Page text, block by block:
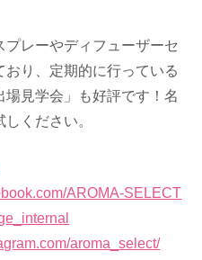
レーやディフューザーセ
り、定期的に行っている
場見学会」も好評です！名
ください。
AROMA-SELECT
aroma_select/